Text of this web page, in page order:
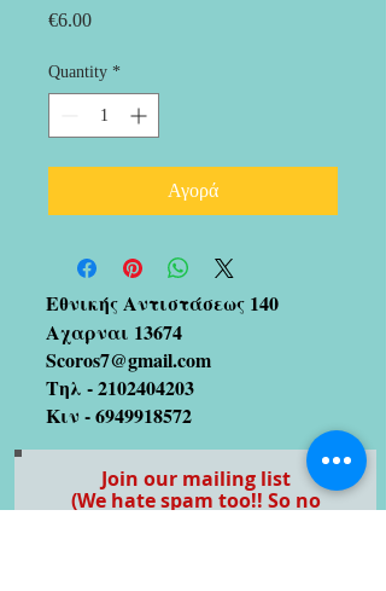
€6.00Price
Quantity *
Αγορά
Εθνικής Αντιστάσεως 140
Αχαρναι 13674
Scoros7@gmail.com
Τηλ -2102404203
Κιν -6949918572
Join our mailing list
(We hate spam too!! So no